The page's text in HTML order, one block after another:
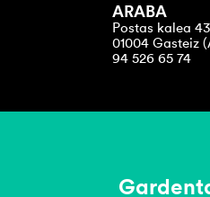
ARABA
Postas kalea 43
01004 Gasteiz
94 526 65 74